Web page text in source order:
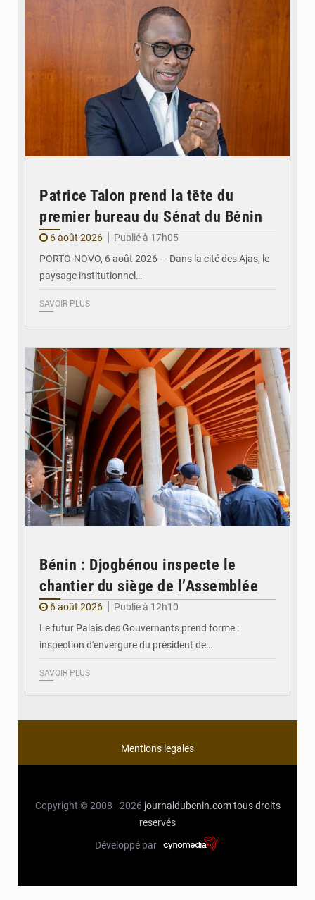
Patrice Talon prend la tête du
premier bureau du Sénat du Bénin
6 août 2026
Publié à 17h05
PORTO-NOVO, 6 août 2026 — Dans la cité des Ajas, le
paysage institutionnel…
SAVOIR PLUS
Bénin : Djogbénou inspecte le
chantier du siège de l’Assemblée
6 août 2026
Publié à 12h10
Le futur Palais des Gouvernants prend forme :
inspection d'envergure du président de…
SAVOIR PLUS
Mentions legales
Copyright © 2008 - 2026 journaldubenin.com tous droits
reservés
Développé par